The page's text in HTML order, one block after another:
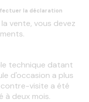
la déclaration
vente, vous devez
technique datant
d'occasion a plus
contre-visite a été
à deux mois.